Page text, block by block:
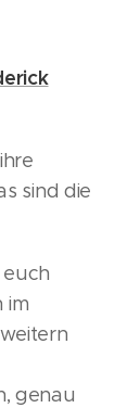
sind die
im
genau